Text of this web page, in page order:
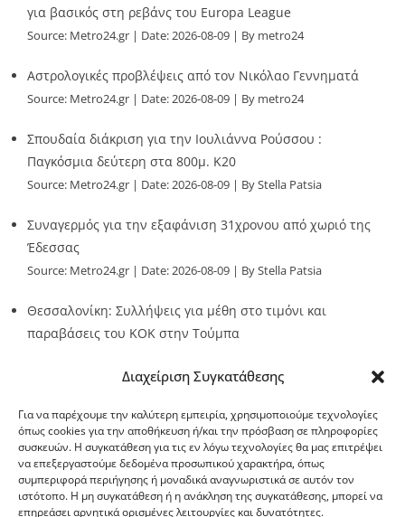
Διαχείριση Συγκατάθεσης
Για να παρέχουμε την καλύτερη εμπειρία, χρησιμοποιούμε τεχνολογίες
όπως cookies για την αποθήκευση ή/και την πρόσβαση σε πληροφορίες
συσκευών. Η συγκατάθεση για τις εν λόγω τεχνολογίες θα μας επιτρέψει
να επεξεργαστούμε δεδομένα προσωπικού χαρακτήρα, όπως
συμπεριφορά περιήγησης ή μοναδικά αναγνωριστικά σε αυτόν τον
ιστότοπο. Η μη συγκατάθεση ή η ανάκληση της συγκατάθεσης, μπορεί να
επηρεάσει αρνητικά ορισμένες λειτουργίες και δυνατότητες.
για βασικός στη ρεβάνς του Europa League
Source: Metro24.gr Date: 2026-08-09 By metro24
Αστρολογικές προβλέψεις από τον Νικόλαο Γεννηματά
Source: Metro24.gr Date: 2026-08-09 By metro24
Σπουδαία διάκριση για την Ιουλιάννα Ρούσσου :
Παγκόσμια δεύτερη στα 800μ. Κ20
Source: Metro24.gr Date: 2026-08-09 By Stella Patsia
Συναγερμός για την εξαφάνιση 31χρονου από χωριό της
Έδεσσας
Source: Metro24.gr Date: 2026-08-09 By Stella Patsia
Θεσσαλονίκη: Συλλήψεις για μέθη στο τιμόνι και
παραβάσεις του ΚΟΚ στην Τούμπα
G-point.gr